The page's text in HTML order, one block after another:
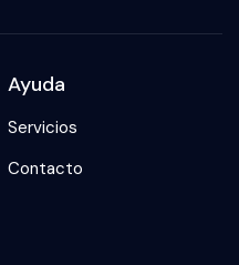
Ayuda
Servicios
Contacto